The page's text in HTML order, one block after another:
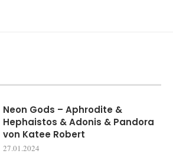
Neon Gods – Aphrodite &
Hephaistos & Adonis & Pandora
von Katee Robert
27.01.2024